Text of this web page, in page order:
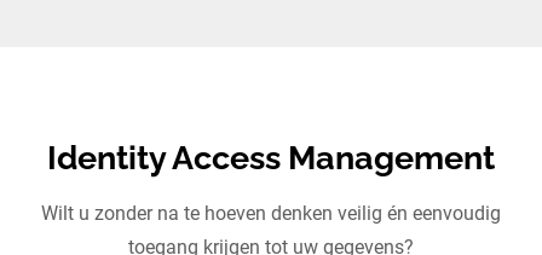
Identity Access Management
Wilt u zonder na te hoeven denken veilig én eenvoudig
toegang krijgen tot uw gegevens?